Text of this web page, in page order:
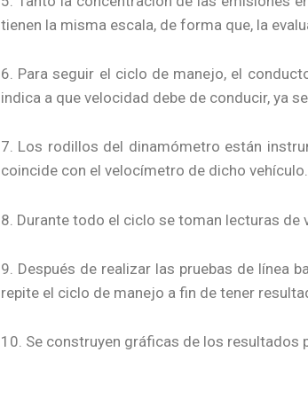
tienen la misma escala, de forma que, la
6. Para seguir el ciclo de manejo, el
indica a que velocidad debe de conducir, ya
7. Los rodillos del dinamómetro están
coincide con el velocímetro de dicho vehículo.
8. Durante todo el ciclo se toman lecturas de
9. Después de realizar las pruebas de línea
repite el ciclo de manejo a fin de tener
10. Se construyen gráficas de los